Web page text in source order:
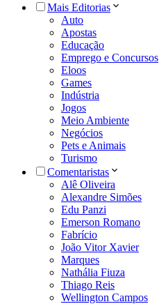
Mais Editorias
Auto
Apostas
Educação
Emprego e Concursos
Eloos
Games
Indústria
Jogos
Meio Ambiente
Negócios
Pets e Animais
Turismo
Comentaristas
Alê Oliveira
Alexandre Simões
Edu Panzi
Emerson Romano
Fabrício
João Vitor Xavier
Marques
Nathália Fiuza
Thiago Reis
Wellington Campos